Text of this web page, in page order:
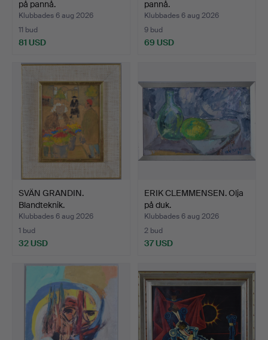
på pannå.
Klubbades 6 aug 2026
11 bud
81 USD
pannå.
Klubbades 6 aug 2026
9 bud
69 USD
SVÄN GRANDIN.
Blandteknik.
Klubbades 6 aug 2026
1 bud
32 USD
ERIK CLEMMENSEN. Olja
på duk.
Klubbades 6 aug 2026
2 bud
37 USD